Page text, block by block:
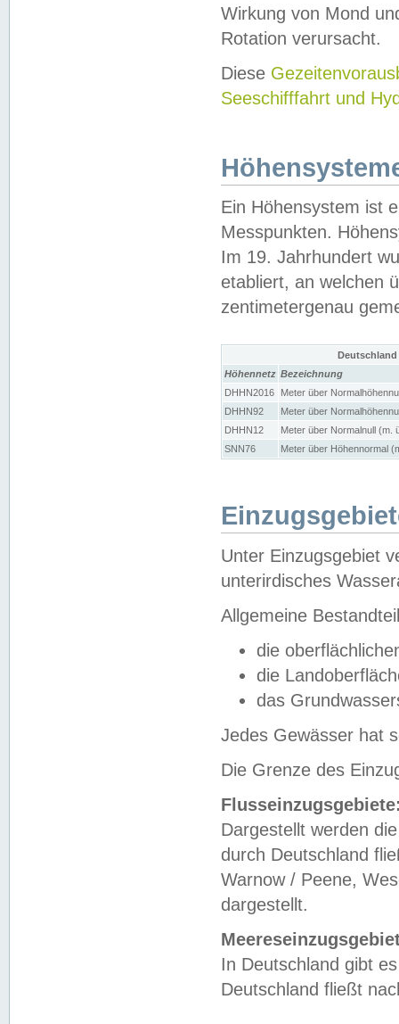
Wirkung von Mond
Rotation verursacht.
Diese
Seeschifffahrt und
Ein Höhensystem ist
Messpunkten.
Im 19. Jahrhundert
etabliert, an welchen
zentimetergenau
Höhennetz Bezeichnung
DHHN2016
Meter über
DHHN92
Meter über
DHHN12
Meter über Normalnull (m.
SNN76
Meter über Höhennormal
Unter Einzugsgebiet
unterirdisches
Allgemeine
die
die
das
Jedes Gewässer hat
Die Grenze des
Dargestellt werden
durch Deutschland
Warnow / Peene,
dargestellt.
In Deutschland gibt
Deutschland fließt